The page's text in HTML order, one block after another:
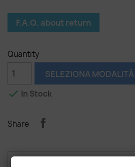
F.A.Q. about return
Quantity
SELEZIONA MODALITÀ
 In Stock
Share